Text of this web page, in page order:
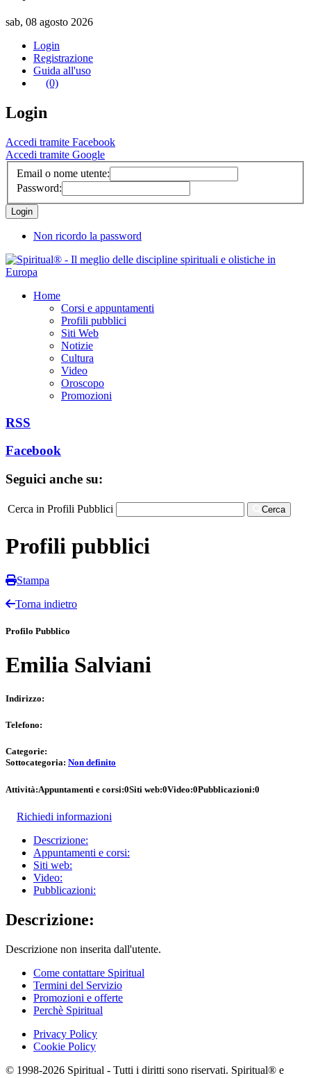
sab, 08 agosto 2026
Login
Registrazione
Guida all'uso
(0)
Login
Accedi tramite Facebook
Accedi tramite Google
Email o nome utente:
Password:
Non ricordo la password
Home
Corsi e appuntamenti
Profili pubblici
Siti Web
Notizie
Cultura
Video
Oroscopo
Promozioni
RSS
Facebook
Seguici anche su:
Cerca in Profili Pubblici Cerca
Profili pubblici
Stampa
Torna indietro
Profilo Pubblico
Emilia Salviani
Indirizzo:
Telefono:
Categorie:
Sottocategoria: Non definito
Attività:Appuntamenti e corsi:0Siti web:0Video:0Pubblicazioni:0
Richiedi informazioni
Descrizione:
Appuntamenti e corsi:
Siti web:
Video:
Pubblicazioni:
Descrizione:
Descrizione non inserita dall'utente.
Come contattare Spiritual
Termini del Servizio
Promozioni e offerte
Perchè Spiritual
Privacy Policy
Cookie Policy
© 1998-2026 Spiritual - Tutti i diritti sono riservati. Spiritual® e